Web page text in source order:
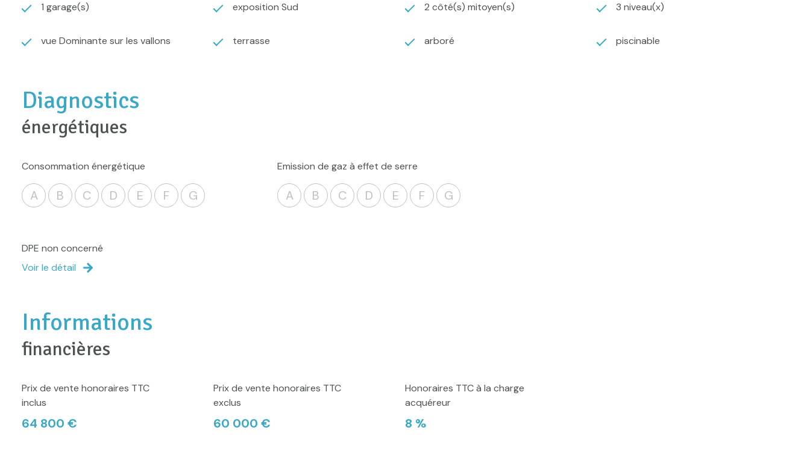
1 garage(s) exposition Sud 2 côté(s) mitoyen(s) 3 niveau(x)
vue Dominante sur les vallons terrasse arboré piscinable
Diagnostics
énergétiques
Consommation énergétique
A B C D E F G
Emission de gaz à effet de serre
A B C D E F G
DPE non concerné
Voir le détail
Informations
financières
Prix de vente honoraires TTC
inclus
64 800 €
Prix de vente honoraires TTC
exclus
60 000 €
Honoraires TTC à la charge
acquéreur
8 %